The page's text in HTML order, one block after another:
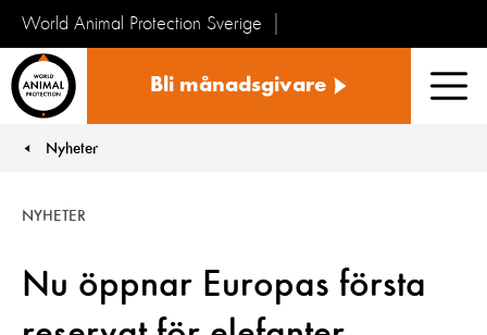
World Animal Protection Sverige
Bli månadsgivare
You are here:
Nyheter
Nu öppnar Europas första
NYHETER